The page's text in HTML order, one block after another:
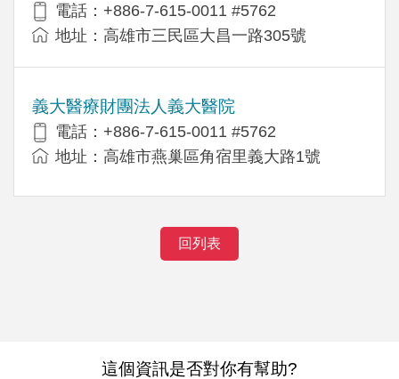
電話：+886-7-615-0011 #5762
地址：高雄市三民區大昌一路305號
義大醫療財團法人義大醫院
電話：+886-7-615-0011 #5762
地址：高雄市燕巢區角宿里義大路1號
回列表
這個資訊是否對你有幫助?